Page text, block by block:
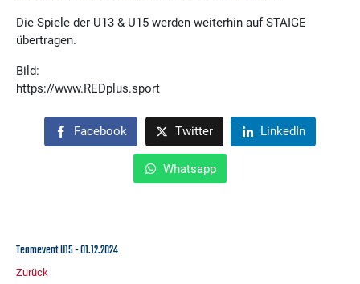
Die Spiele der U13 & U15 werden weiterhin auf STAIGE
übertragen.
Bild:
https://www.REDplus.sport
Facebook Twitter LinkedIn
Whatsapp
Teamevent U15 - 01.12.2024
Zurück